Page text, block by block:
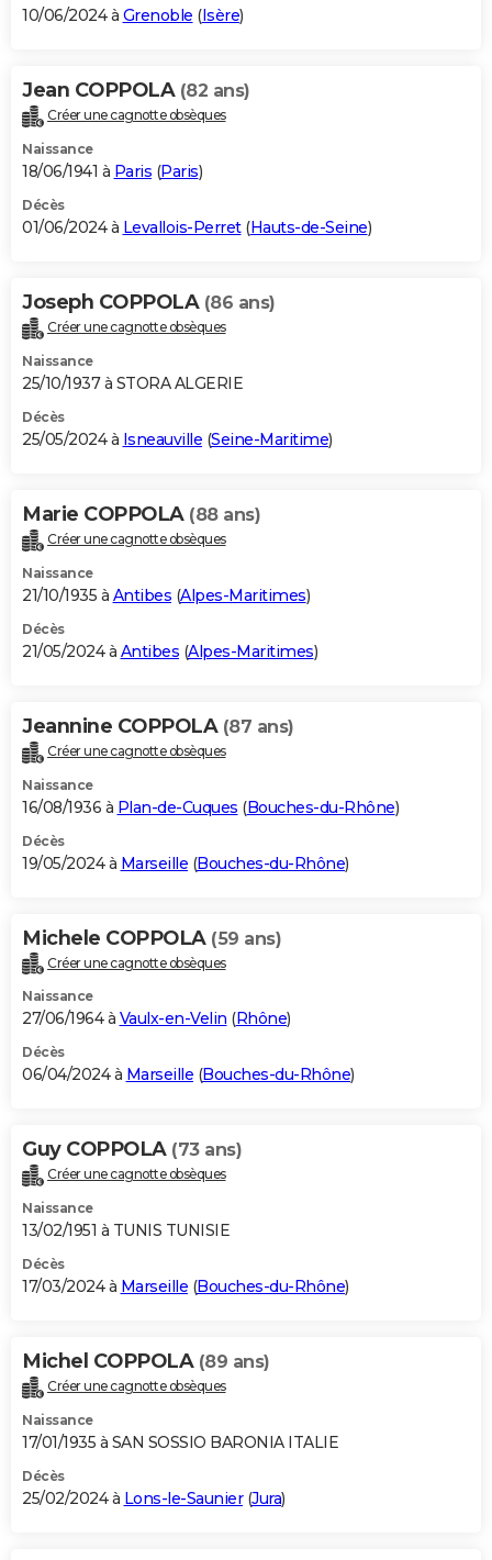
10/06/2024 à Grenoble (Isère)
Jean COPPOLA (82 ans)
Créer une cagnotte obsèques
Naissance
18/06/1941 à Paris (Paris)
Décès
01/06/2024 à Levallois-Perret(Hauts-de-Seine)
Joseph COPPOLA (86 ans)
Créer une cagnotte obsèques
Naissance
25/10/1937 à STORA ALGERIE
Décès
25/05/2024 à Isneauville (Seine-Maritime)
Marie COPPOLA (88 ans)
Créer une cagnotte obsèques
Naissance
21/10/1935 à Antibes (Alpes-Maritimes)
Décès
21/05/2024 à Antibes (Alpes-Maritimes)
Jeannine COPPOLA (87 ans)
Créer une cagnotte obsèques
Naissance
16/08/1936 à Plan-de-Cuques (Bouches-du-Rhône)
Décès
19/05/2024 à Marseille (Bouches-du-Rhône)
Michele COPPOLA (59 ans)
Créer une cagnotte obsèques
Naissance
27/06/1964 à Vaulx-en-Velin (Rhône)
Décès
06/04/2024 à Marseille (Bouches-du-Rhône)
Guy COPPOLA (73 ans)
Créer une cagnotte obsèques
Naissance
13/02/1951 à TUNIS TUNISIE
Décès
17/03/2024 à Marseille (Bouches-du-Rhône)
Michel COPPOLA (89 ans)
Créer une cagnotte obsèques
Naissance
17/01/1935 à SAN SOSSIO BARONIA ITALIE
Décès
25/02/2024 à Lons-le-Saunier(Jura)